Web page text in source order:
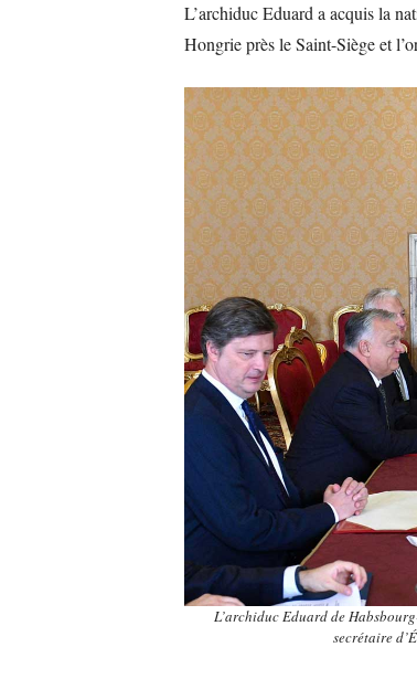
L’archiduc Eduard a acquis la
Hongrie près le Saint-Siège et
L’archiduc Eduard de
secrétaire